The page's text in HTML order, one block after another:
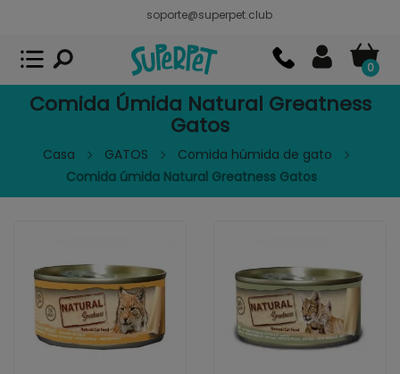
soporte@superpet.club
0
Comida Úmida Natural Greatness
Gatos
Casa GATOS
Comida húmida de gato
Comida úmida Natural Greatness Gatos
Superpet, comida para mascotas
APP GRATIS - En Google Play